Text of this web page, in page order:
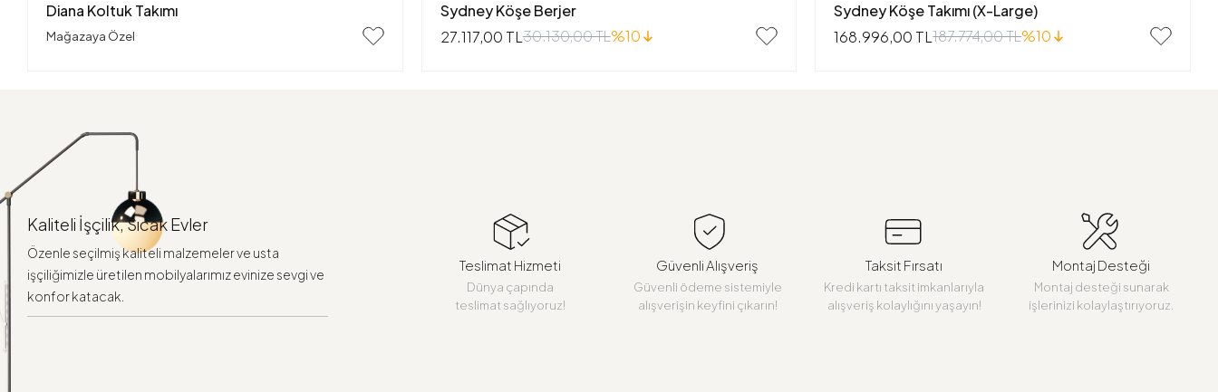
Diana Koltuk Takımı
Mağazaya Özel
Sydney Köşe Berjer
27.117,00 TL30.130,00 TL%10
Sydney Köşe Takımı (X-Large)
168.996,00 TL187.774,00 TL%10
Kaliteli İşçilik, Sıcak Evler
Özenle seçilmiş kaliteli malzemeler ve usta
işçiliğimizle üretilen mobilyalarımız evinize sevgi ve
konfor katacak.
Teslimat Hizmeti
Dünya çapında
teslimat sağlıyoruz!
Güvenli Alışveriş
Güvenli ödeme sistemiyle
alışverişin keyfini çıkarın!
Taksit Fırsatı
Kredi kartı taksit imkanlarıyla
alışveriş kolaylığını yaşayın!
Montaj Desteği
Montaj desteği sunarak
işlerinizi kolaylaştırıyoruz.